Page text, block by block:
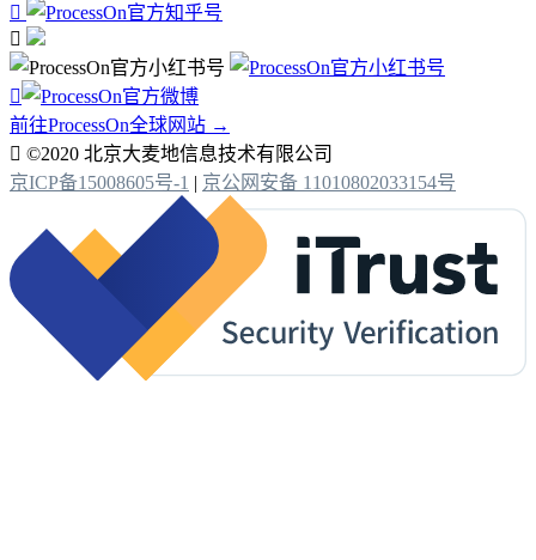



前往ProcessOn全球网站 →
 ©2020 北京大麦地信息技术有限公司
京ICP备15008605号-1 | 京公网安备 11010802033154号